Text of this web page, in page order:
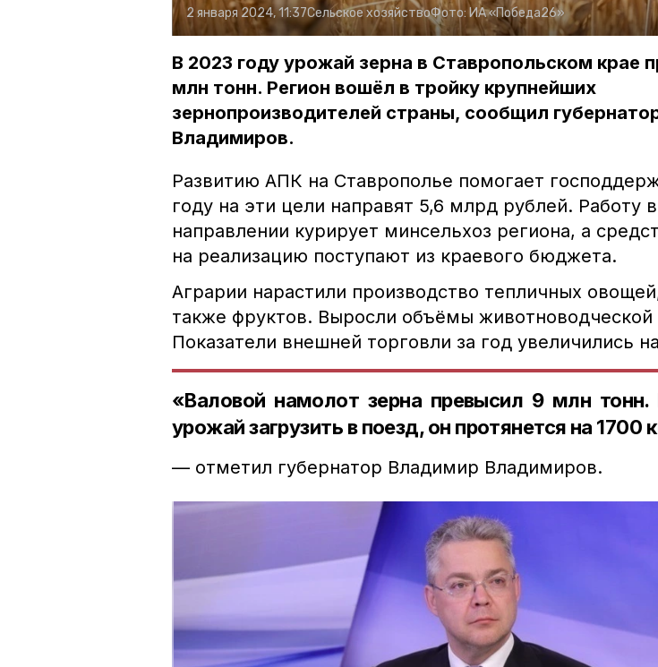
2 января 2024, 11:37Сельское хозяйствоФото: ИА «Победа26»
В 2023 году урожай зерна в Ставропольском крае
млн тонн. Регион вошёл в тройку крупнейших
зернопроизводителей страны, сообщил
Владимиров.
Развитию АПК на Ставрополье помогает
году на эти цели направят 5,6 млрд рублей. Работу
направлении курирует минсельхоз региона, а
на реализацию поступают из краевого бюджета.
Аграрии нарастили производство тепличных
также фруктов. Выросли объёмы животноводческой
Показатели внешней торговли за год увеличились
«Валовой намолот зерна превысил 9 млн тонн.
урожай загрузить в поезд, он протянется на 1700
— отметил губернатор Владимир Владимиров.